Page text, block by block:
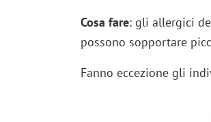
Cosa fare: gli allergici
possono sopportare
Fanno eccezione gli